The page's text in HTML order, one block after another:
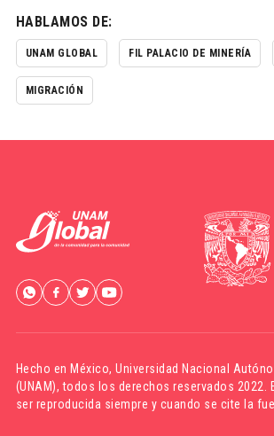
HABLAMOS DE:
UNAM GLOBAL FIL PALACIO DE MINERÍA
MIGRACIÓN
Hecho en México,Universidad Nacional
(UNAM), todos los derechos reservados 2022.
ser reproducida siempre y cuando se cite la